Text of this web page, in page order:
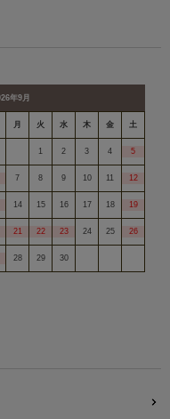
年9月
月 火 水 木 金 土
1 2 3 4 5
7 8 9 10 11 12
14 15 16 17 18 19
21 22 23 24 25 26
28 29 30